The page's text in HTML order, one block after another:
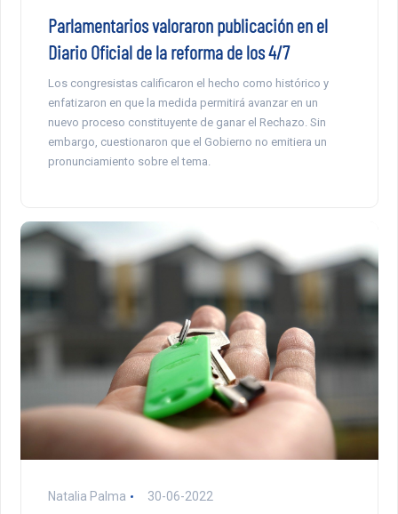
Parlamentarios valoraron publicación en el
Diario Oficial de la reforma de los 4/7
Los congresistas calificaron el hecho como histórico y
enfatizaron en que la medida permitirá avanzar en un
nuevo proceso constituyente de ganar el Rechazo. Sin
embargo, cuestionaron que el Gobierno no emitiera un
pronunciamiento sobre el tema.
Natalia Palma 30-06-2022